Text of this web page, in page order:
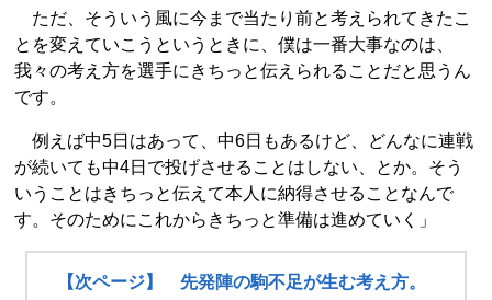
ただ、そういう風に今まで当たり前と考えられてきたこ
とを変えていこうというときに、僕は一番大事なのは、
我々の考え方を選手にきちっと伝えられることだと思うん
です。
例えば中5日はあって、中6日もあるけど、どんなに連戦
が続いても中4日で投げさせることはしない、とか。そう
いうことはきちっと伝えて本人に納得させることなんで
す。そのためにこれからきちっと準備は進めていく」
【次ページ】 先発陣の駒不足が生む考え方。